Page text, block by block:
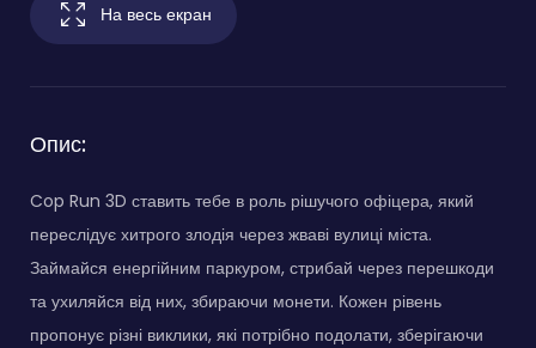
На весь екран
Опис:
Cop Run 3D ставить тебе в роль рішучого офіцера, який
переслідує хитрого злодія через жваві вулиці міста.
Займайся енергійним паркуром, стрибай через перешкоди
та ухиляйся від них, збираючи монети. Кожен рівень
пропонує різні виклики, які потрібно подолати, зберігаючи